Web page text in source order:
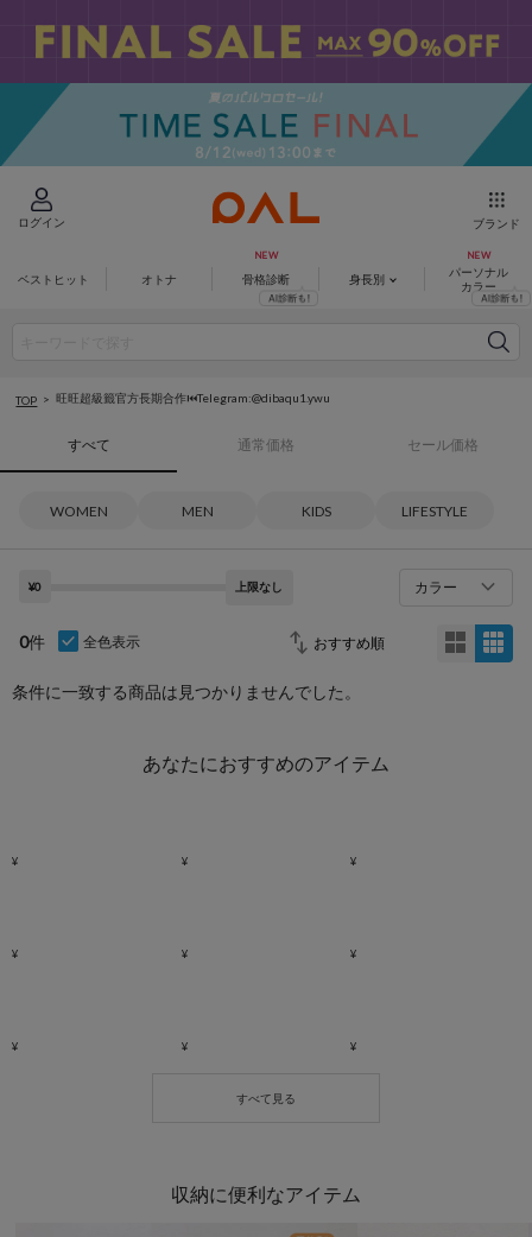
ログイン ブランド
ベストヒット オトナ 骨格診断 身長別
パーソナル
カラー
TOP 旺旺超級籤官方長期合作⏮️Telegram:@dibaqu1.ywu
すべて 通常価格 セール価格
WOMEN MEN KIDS LIFESTYLE
¥0 上限なし カラー
0件 全色表示
条件に一致する商品は見つかりませんでした。
あなたにおすすめのアイテム
収納に便利なアイテム